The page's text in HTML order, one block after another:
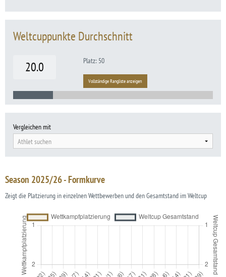
Weltcuppunkte Durchschnitt
20.0
Platz: 50
Vollständige Rangliste anzeigen
Vergleichen mit
Athlet suchen
Season 2025/26 - Formkurve
Zeigt die Platzierung in einzelnen Wettbewerben und den Gesamtstand im Weltcup